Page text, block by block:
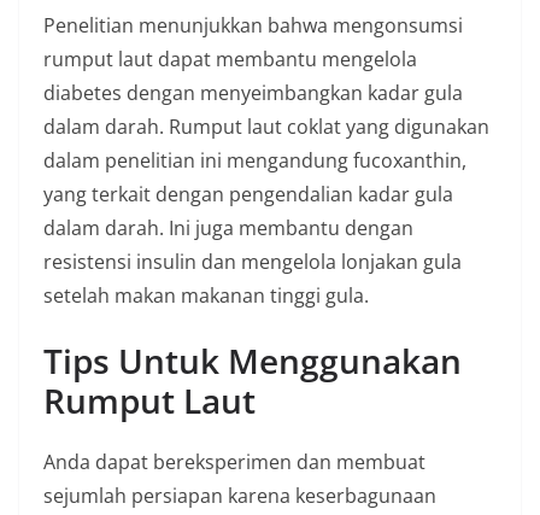
Penelitian menunjukkan bahwa mengonsumsi
rumput laut dapat membantu mengelola
diabetes dengan menyeimbangkan kadar gula
dalam darah. Rumput laut coklat yang digunakan
dalam penelitian ini mengandung fucoxanthin,
yang terkait dengan pengendalian kadar gula
dalam darah. Ini juga membantu dengan
resistensi insulin dan mengelola lonjakan gula
setelah makan makanan tinggi gula.
Tips Untuk Menggunakan
Rumput Laut
Anda dapat bereksperimen dan membuat
sejumlah persiapan karena keserbagunaan